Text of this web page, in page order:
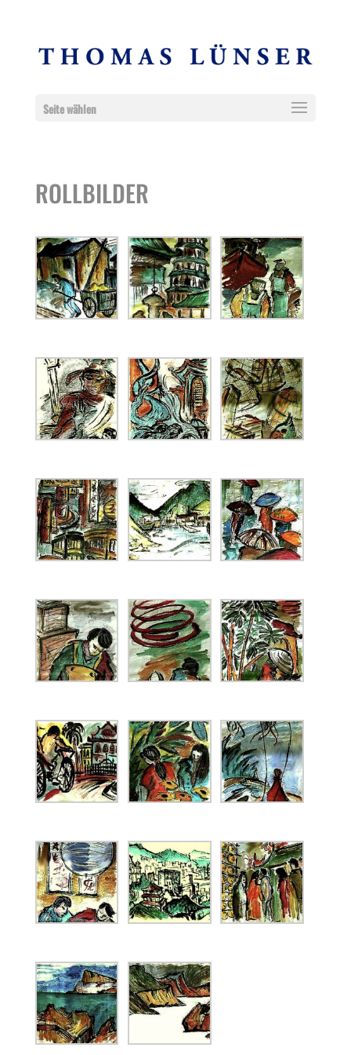
Seite wählen
ROLLBILDER